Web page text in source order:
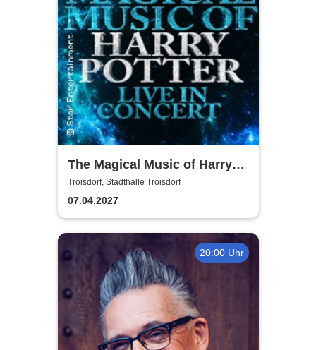
The Magical Music of Harry
Potter - Live in Concert
Troisdorf, Stadthalle Troisdorf
07.04.2027
20:00 Uhr